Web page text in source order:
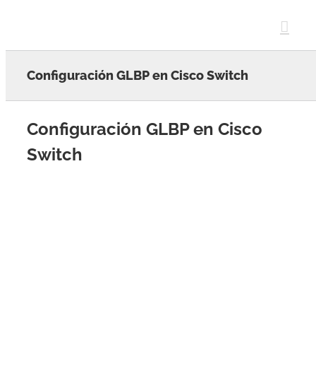
Configuración GLBP en Cisco Switch
Configuración GLBP en Cisco
Switch